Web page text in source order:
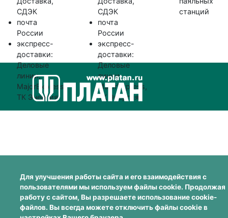
СДЭК
почта
России
экспресс-
доставки:
Деловые
линии,
MajorExpress,
ТК Энергия
СДЭК
почта
России
экспресс-
доставки:
Деловые
линии,
MajorExpress,
ТК Энергия
станций
Для улучшения работы сайта и его взаимодействия с
пользователями мы используем файлы cookie. Продолжая
работу с сайтом, Вы разрешаете использование cookie-
файлов. Вы всегда можете отключить файлы cookie в